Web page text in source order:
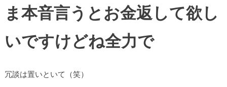
ま本音言うとお金返して欲し
いですけどね全力で
冗談は置いといて（笑）